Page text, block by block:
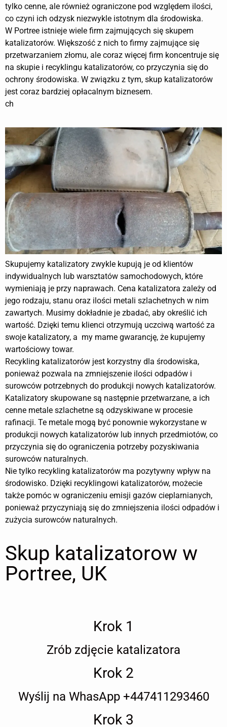
tylko cenne, ale również ograniczone pod względem ilości,
co czyni ich odzysk niezwykle istotnym dla środowiska.
W Portree istnieje wiele firm zajmujących się skupem
katalizatorów. Większość z nich to firmy zajmujące się
przetwarzaniem złomu, ale coraz więcej firm koncentruje się
na skupie i recyklingu katalizatorów, co przyczynia się do
ochrony środowiska. W związku z tym, skup katalizatorów
jest coraz bardziej opłacalnym biznesem.
ch
Skupujemy katalizatory zwykle kupują je od klientów
indywidualnych lub warsztatów samochodowych, które
wymieniają je przy naprawach. Cena katalizatora zależy od
jego rodzaju, stanu oraz ilości metali szlachetnych w nim
zawartych. Musimy dokładnie je zbadać, aby określić ich
wartość. Dzięki temu klienci otrzymują uczciwą wartość za
swoje katalizatory, a my mame gwarancję, że kupujemy
wartościowy towar.
Recykling katalizatorów jest korzystny dla środowiska,
ponieważ pozwala na zmniejszenie ilości odpadów i
surowców potrzebnych do produkcji nowych katalizatorów.
Katalizatory skupowane są następnie przetwarzane, a ich
cenne metale szlachetne są odzyskiwane w procesie
rafinacji. Te metale mogą być ponownie wykorzystane w
produkcji nowych katalizatorów lub innych przedmiotów, co
przyczynia się do ograniczenia potrzeby pozyskiwania
surowców naturalnych.
Nie tylko recykling katalizatorów ma pozytywny wpływ na
środowisko. Dzięki recyklingowi katalizatorów, możecie
także pomóc w ograniczeniu emisji gazów cieplarnianych,
ponieważ przyczyniają się do zmniejszenia ilości odpadów i
zużycia surowców naturalnych.
Skup katalizatorow w
Portree, UK
Krok 1
Zrób zdjęcie katalizatora
Krok 2
Wyślij na WhasApp +447411293460
Krok 3